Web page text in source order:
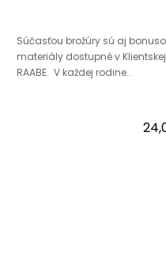
Súčasťou brožúry sú aj
materiály dostupné v
RAABE. V každej rodine..